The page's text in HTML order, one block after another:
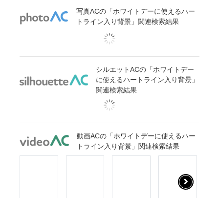
写真ACの「ホワイトデーに使えるハー
トライン入り背景」関連検索結果
シルエットACの「ホワイトデー
に使えるハートライン入り背景」
関連検索結果
動画ACの「ホワイトデーに使えるハー
トライン入り背景」関連検索結果